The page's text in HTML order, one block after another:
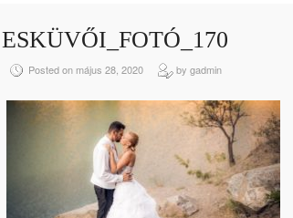
ESKÜVŐI_FOTÓ_170
Posted on május 28, 2020 by gadmin